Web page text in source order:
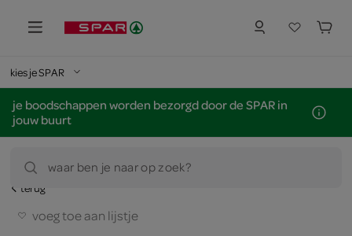
kies je SPAR
je boodschappen worden bezorgd door de SPAR in
jouw buurt
waar ben je naar op zoek?
terug
voeg toe aan lijstje